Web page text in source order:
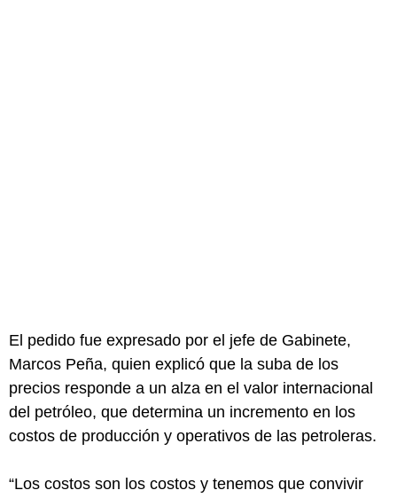
El pedido fue expresado por el jefe de Gabinete,
Marcos Peña, quien explicó que la suba de los
precios responde a un alza en el valor internacional
del petróleo, que determina un incremento en los
costos de producción y operativos de las petroleras.
“Los costos son los costos y tenemos que convivir